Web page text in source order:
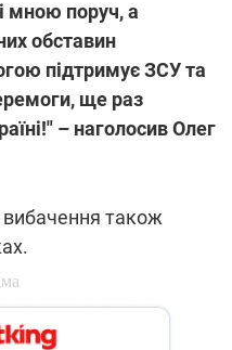
мною поруч, а
обставин
підтримує ЗСУ та
ще раз
– наголосив Олег
також